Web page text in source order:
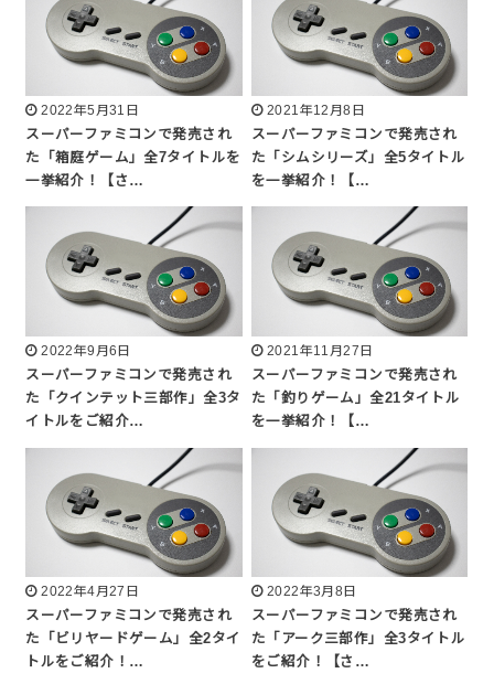
2022年5月31日
スーパーファミコンで発売され
た「箱庭ゲーム」全7タイトルを
一挙紹介！【さ…
2021年12月8日
スーパーファミコンで発売され
た「シムシリーズ」全5タイトル
を一挙紹介！【…
2022年9月6日
スーパーファミコンで発売され
た「クインテット三部作」全3タ
イトルをご紹介…
2021年11月27日
スーパーファミコンで発売され
た「釣りゲーム」全21タイトル
を一挙紹介！【…
2022年4月27日
スーパーファミコンで発売され
た「ビリヤードゲーム」全2タイ
トルをご紹介！…
2022年3月8日
スーパーファミコンで発売され
た「アーク三部作」全3タイトル
をご紹介！【さ…